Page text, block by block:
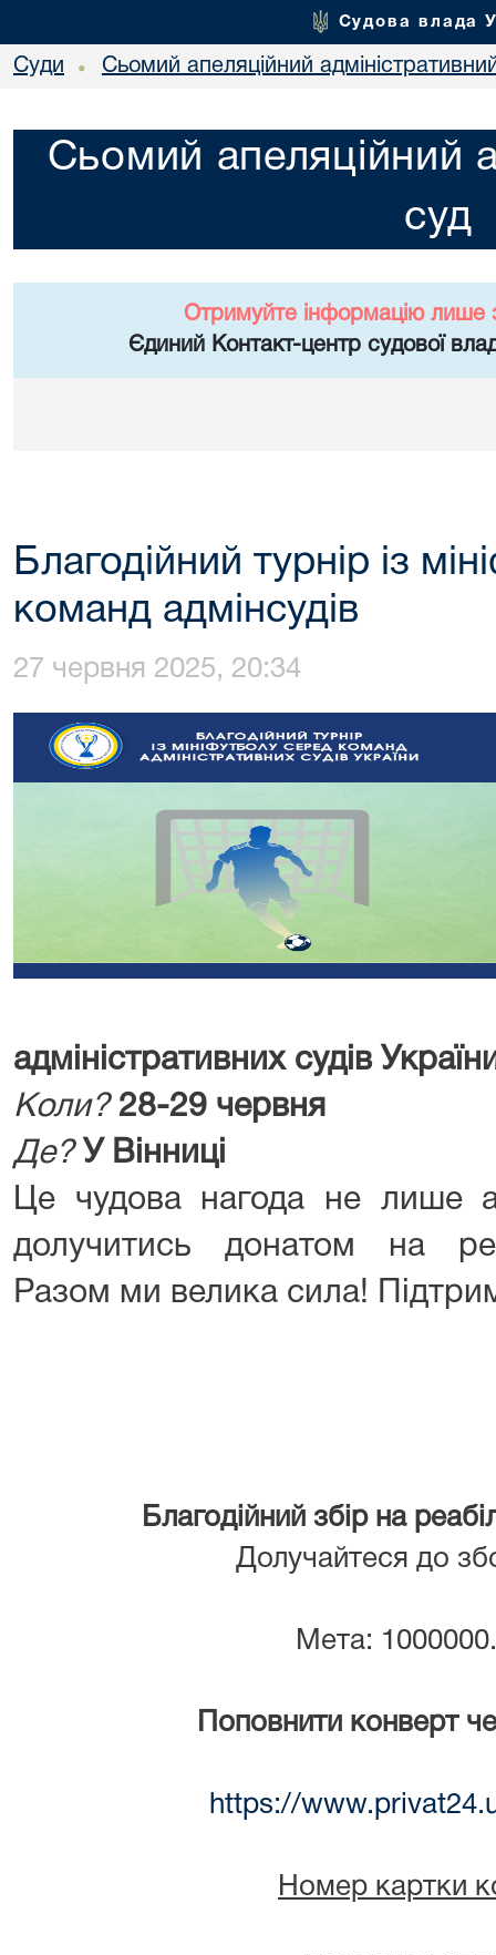
Судова влада
Суди • Сьомий апеляційний
Сьомий апеляційний
суд
Отримуйте інформацію лише
Єдиний Контакт-центр судової
Благодійний турнір із
команд адмінсудів
27 червня 2025, 20:34
адміністративних судів
Коли? 28-29 червня
Де? У Вінниці
Це чудова нагода не лише
долучитись донатом на
Разом ми велика сила!
Благодійний збір на
Долучайтеся до
Мета:
Поповнити конверт
https://
Номер картки